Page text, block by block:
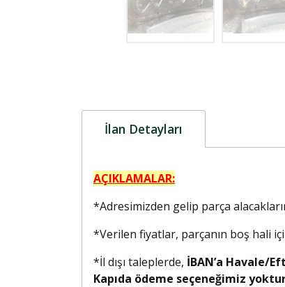
İlan Detayları
AÇIKLAMALAR:
*Adresimizden gelip parça
*Verilen fiyatlar, parçanın boş hali
*İl dışı taleplerde, İBAN’a Havale/
Kapıda ödeme seçeneğimiz